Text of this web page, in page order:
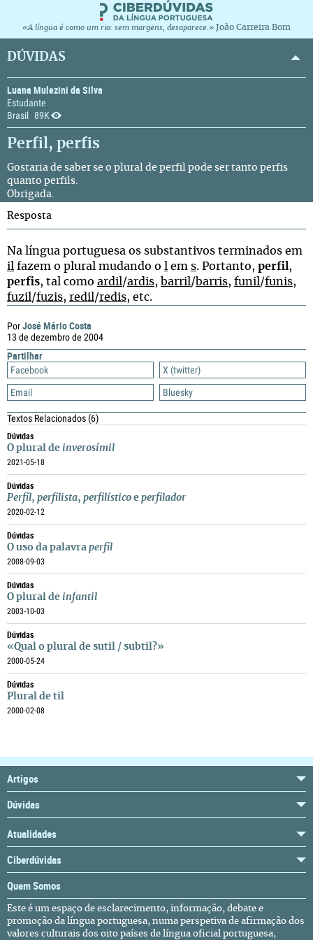
«A língua é como um rio: sem margens, desaparece.» João Carreira Bom
DÚVIDAS
Luana Mulezini da Silva
Estudante
Brasil
89K
Perfil, perfis
Gostaria de saber se o plural de perfil pode ser tanto perfis
quanto perfils.
Obrigada.
PorJosé Mário Costa
13 de dezembro de 2004
Partilhar
Facebook
X (twitter)
Email
Bluesky
Textos Relacionados(6)
Dúvidas
O plural de inverosímil
2021-05-18
Dúvidas
Perfil, perfilista, perfilístico e perfilador
2020-02-12
Dúvidas
O uso da palavra perfil
2008-09-03
Dúvidas
O plural de infantil
2003-10-03
Dúvidas
«Qual o plural de sutil / subtil?»
2000-05-24
Dúvidas
Plural de til
2000-02-08
Resposta
Na língua portuguesa os substantivos terminados em
il
fazem o plural mudando o em s. Portanto, perfil ,
perfis, tal como ardil /ardis, barril / barris, funil /funis,
fuzil /fuzis, redil /redis, etc.
Artigos
Dúvidas
Atualidades
Ciberdúvidas
Quem Somos
Este é um espaço de esclarecimento, informação, debate e
promoção da língua portuguesa, numa perspetiva de afirmação dos
valores culturais dos oito países de língua oficial portuguesa,